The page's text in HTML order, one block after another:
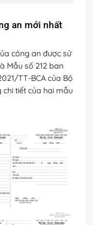
an mới nhất
công an được sử
Mẫu số 212 ban
TT-BCA của Bộ
tiết của hai mẫu